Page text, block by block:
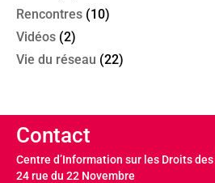
Rencontres (10)
Vidéos (2)
Vie du réseau (22)
Contact
Centre d’Information sur les Droits
24 rue du 22 Novembre